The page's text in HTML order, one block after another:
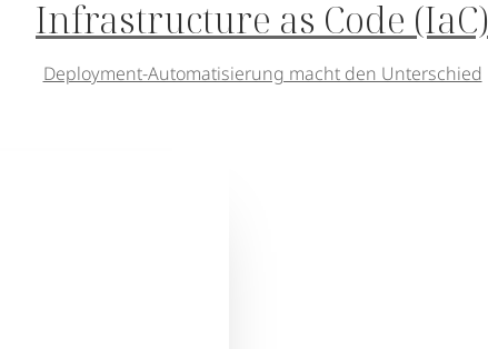
Infrastructure as Code (IaC)
Deployment-Automatisierung macht den Unterschied